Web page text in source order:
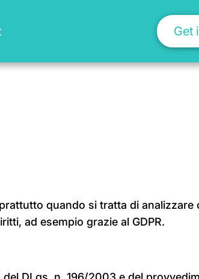
Get
quando si tratta di analizzare
ad esempio grazie al GDPR.